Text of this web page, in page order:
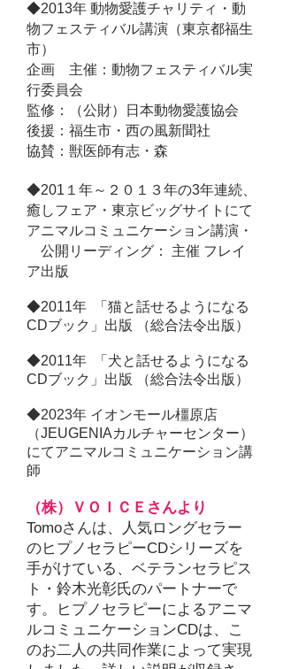
◆2013年 動物愛護チャリティ・動
物フェスティバル講演（東京都福生
市）
企画 主催：動物フェスティバル実
行委員会
監修：（公財）日本動物愛護協会
後援：福生市・西の風新聞社
協賛：獣医師有志・森
◆201１年～２０１３年の3年連続、
癒しフェア・東京ビッグサイトにて
アニマルコミュニケーション講演・
公開リーディング： 主催 フレイ
ア出版
◆2011年 「猫と話せるようになる
CDブック」出版 （総合法令出版）
◆2011年 「犬と話せるようになる
CDブック」出版 （総合法令出版）
◆2023年 イオンモール橿原店
（JEUGENIAカルチャーセンター）
にてアニマルコミュニケーション講
師
（株）ＶＯＩＣＥさんより
Tomoさんは、人気ロングセラー
のヒプノセラピーCDシリーズを
手がけている、ベテランセラピス
ト・鈴木光彰氏のパートナーで
す。ヒプノセラピーによるアニマ
ルコミュニケーションCDは、こ
のお二人の共同作業によって実現